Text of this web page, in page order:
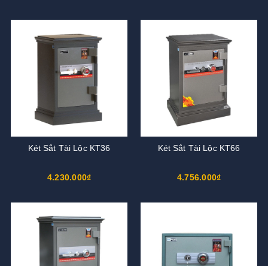
Két Sắt Tài Lộc KT36
4.230.000₫
Két Sắt Tài Lộc KT66
4.756.000₫